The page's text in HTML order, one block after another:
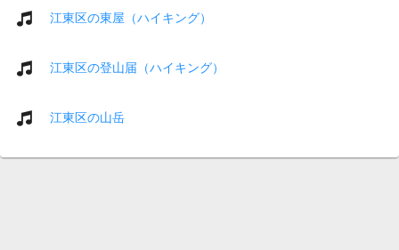
江東区の東屋（ハイキング）
江東区の登山届（ハイキング）
江東区の山岳